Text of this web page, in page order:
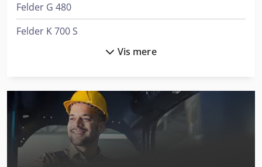
Felder G 480
Felder K 700 S
Kempf Skm 35/3 Ak
Krone Bdf
Kögel Box
Vis mere